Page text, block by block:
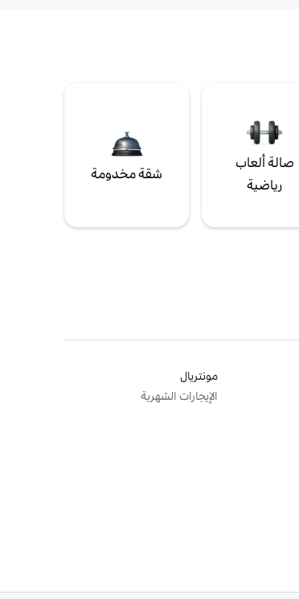
صالة ألعاب
رياضية
شقة مخدومة
مونتريال
الإيجارات الشهرية